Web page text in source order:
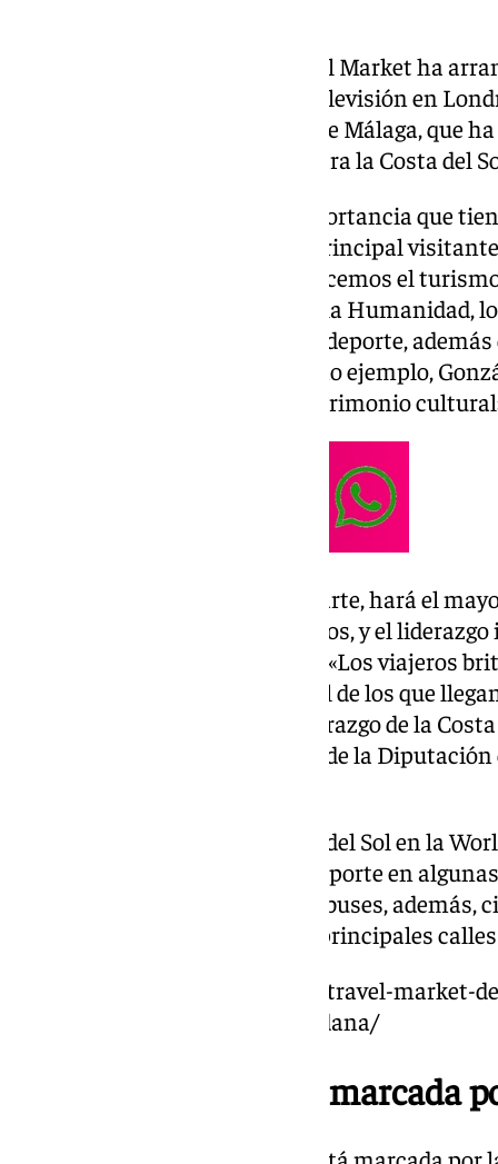
La 45ª edición de la World Travel Market ha
noviembre. Un equipo de 101 Televisión en
González, diputada provincial de Málaga, que
afianzar el turismo británico para la Costa del
«Tenemos que agradecer la importancia que
nuestra provincia, es nuestro principal
playa, la cultura y el golf- le ofrecemos el
tenemos, que es Patrimonio de la Humanidad,
gastronomía, la naturaleza y el deporte,
patrimonial», ha señalado. Como ejemplo,
provincia reconocida por su patrimonio
Turismo Costa del Sol, por su parte, hará el
historia, con 1,3 millones de euros, y el
británico respecto a Andalucía. «Los viajeros
Málaga suponen el 83% del total de los que
que demuestra el imbatible liderazgo de la
británico», dijo ya el presidente de la
La presencia de Turismo Costa del Sol en la
campaña de publicidad multisoporte en
Londres. Una quincena de autobuses,
del Sol durante un mes por las principales
https://www.101tv.es/la-world-travel-market-
instituciones-politicas-por-la-dana/
World Travel Market marcada